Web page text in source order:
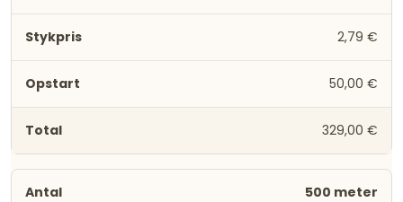
2,79 €
50,00 €
329,00 €
500 meter